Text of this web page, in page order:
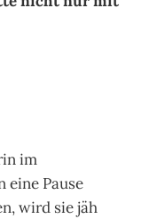
im
eine Pause
wird sie jäh